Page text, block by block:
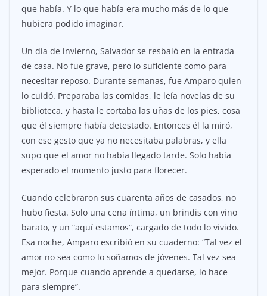
que había. Y lo que había era mucho más de lo que
hubiera podido imaginar.
Un día de invierno, Salvador se resbaló en la entrada
de casa. No fue grave, pero lo suficiente como para
necesitar reposo. Durante semanas, fue Amparo quien
lo cuidó. Preparaba las comidas, le leía novelas de su
biblioteca, y hasta le cortaba las uñas de los pies, cosa
que él siempre había detestado. Entonces él la miró,
con ese gesto que ya no necesitaba palabras, y ella
supo que el amor no había llegado tarde. Solo había
esperado el momento justo para florecer.
Cuando celebraron sus cuarenta años de casados, no
hubo fiesta. Solo una cena íntima, un brindis con vino
barato, y un “aquí estamos”, cargado de todo lo vivido.
Esa noche, Amparo escribió en su cuaderno: “Tal vez el
amor no sea como lo soñamos de jóvenes. Tal vez sea
mejor. Porque cuando aprende a quedarse, lo hace
para siempre”.